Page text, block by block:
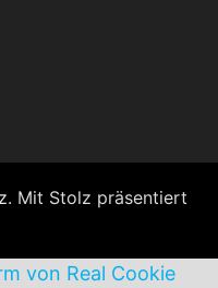
. Mit Stolz präsentiert
von Real Cookie